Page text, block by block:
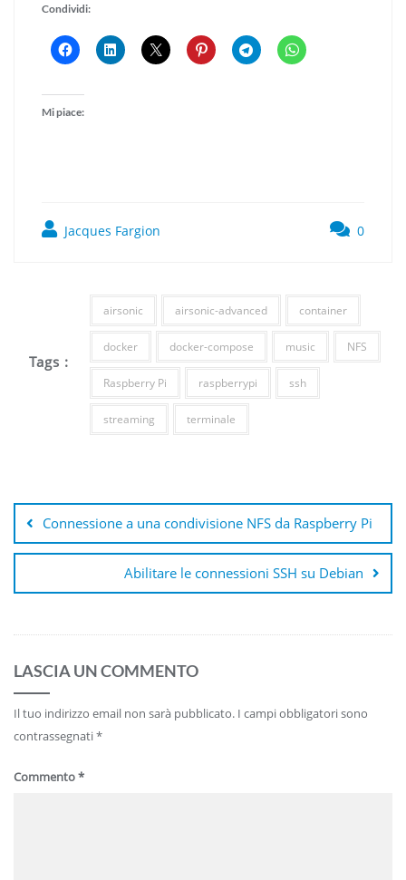
Condividi:
Mi piace:
Jacques Fargion 0
Tags :
airsonic airsonic-advanced container
docker docker-compose music NFS
Raspberry Pi raspberrypi ssh
streaming terminale
articoli
Connessione a una condivisione NFS da Raspberry Pi
Abilitare le connessioni SSH su Debian
LASCIA UN COMMENTO
Il tuo indirizzo email non sarà pubblicato. I campi obbligatori sono
contrassegnati*
Commento*